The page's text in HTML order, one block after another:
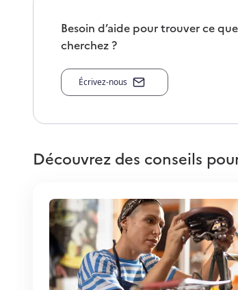
Besoin d’aide pour trouver ce
cherchez ?
Écrivez-nous
Découvrez des conseils